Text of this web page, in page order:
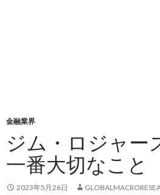
金融業界
ジム・ロジャー
一番大切なこと
2023年5月26日